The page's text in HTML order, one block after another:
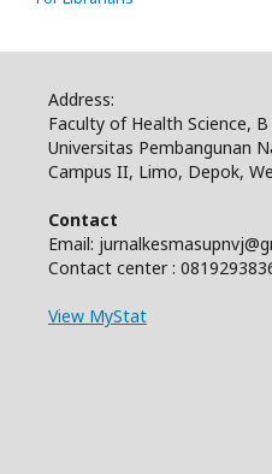
Address:
Faculty of Health Science,
Universitas Pembangunan
Campus II, Limo, Depok,
Contact
Email:
Contact center :
View MyStat